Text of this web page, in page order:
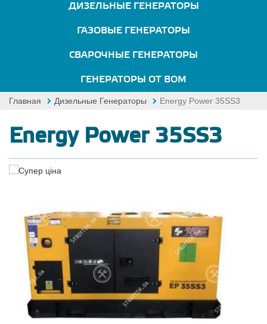
ДИЗЕЛЬНЫЕ ГЕНЕРАТОРЫ
ГАЗОВЫЕ ГЕНЕРАТОРЫ
СВАРОЧНЫЕ ГЕНЕРАТОРЫ
ГЕНЕРАТОРЫ ОТ ВОМ
Главная Дизельные Генераторы Energy Power 35SS3
Energy Power 35SS3